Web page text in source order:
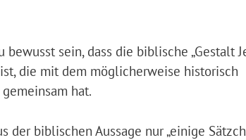
sein, dass die biblische „Gestalt
die mit dem möglicherweise historisch
hat.
biblischen Aussage nur „einige